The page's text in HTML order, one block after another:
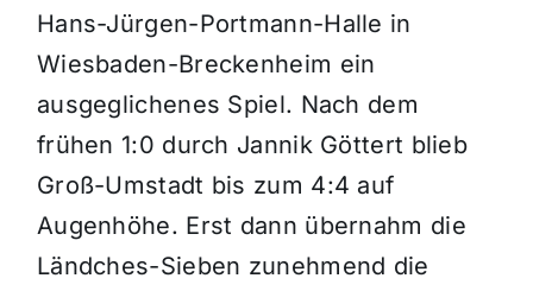
Hans-Jürgen-Portmann-Halle in
Wiesbaden-Breckenheim ein
ausgeglichenes Spiel. Nach dem
frühen 1:0 durch Jannik Göttert blieb
Groß-Umstadt bis zum 4:4 auf
Augenhöhe. Erst dann übernahm die
Ländches-Sieben zunehmend die